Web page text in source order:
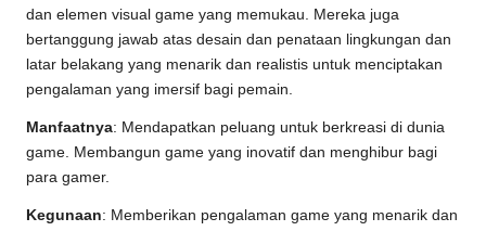
dan elemen visual game yang memukau. Mereka juga
bertanggung jawab atas desain dan penataan lingkungan dan
latar belakang yang menarik dan realistis untuk menciptakan
pengalaman yang imersif bagi pemain.
Manfaatnya: Mendapatkan peluang untuk berkreasi di dunia
game. Membangun game yang inovatif dan menghibur bagi
para gamer.
Kegunaan: Memberikan pengalaman game yang menarik dan